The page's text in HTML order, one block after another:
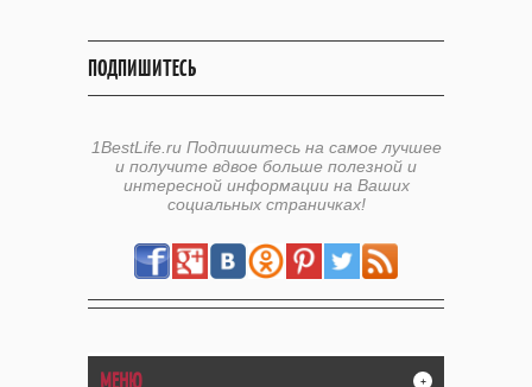
ПОДПИШИТЕСЬ
1BestLife.ru Подпишитесь на самое лучшее
и получите вдвое больше полезной и
интересной информации на Ваших
социальных страничках!
МЕНЮ +